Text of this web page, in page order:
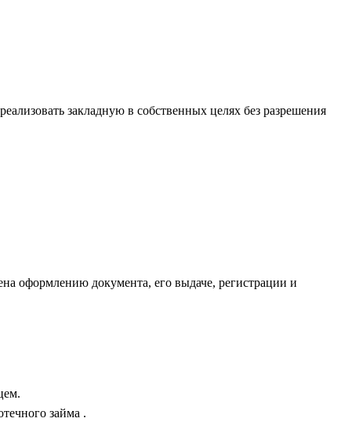
закладную в собственных целях без разрешения
оформлению документа, его выдаче, регистрации и
займа .